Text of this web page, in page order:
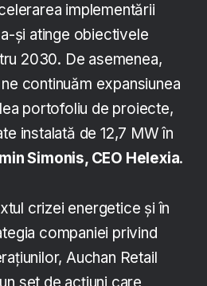
implementării
și atinge obiectivele
2030. De asemenea,
continuăm expansiunea
portofoliu de proiecte,
instalată de 12,7 MW în
Simonis, CEO Helexia.
crizei energetice și în
companiei privind
Auchan Retail